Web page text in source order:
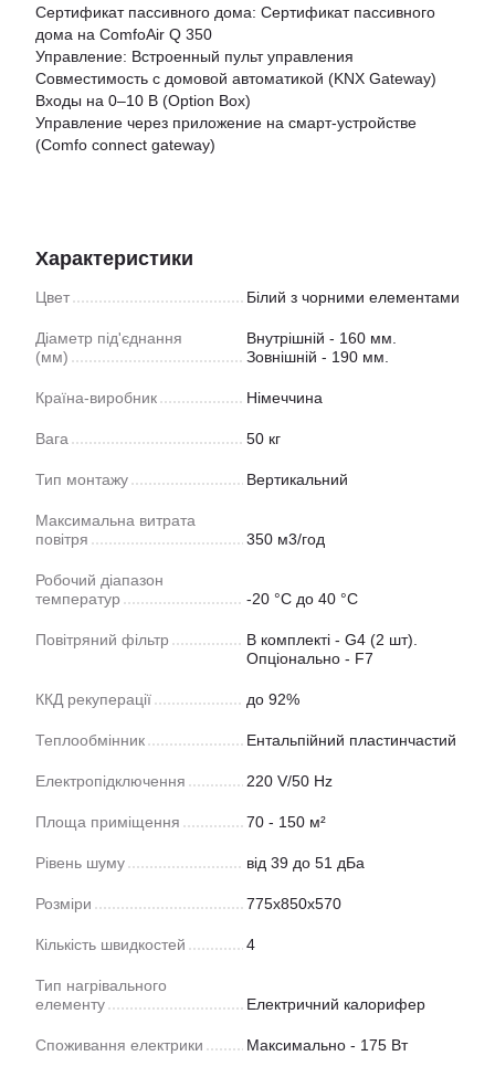
Сертификат пассивного дома: Сертификат пассивного
дома на ComfoAir Q 350
Управление: Встроенный пульт управления
Совместимость с домовой автоматикой (KNX Gateway)
Входы на 0–10 В (Option Box)
Управление через приложение на смарт-устройстве
(Comfo connect gateway)
Характеристики
Цвет Білий з чорними елементами
Діаметр під'єднання
(мм)
Внутрішній - 160 мм.
Зовнішній - 190 мм.
Країна-виробник Німеччина
Вага 50 кг
Тип монтажу Вертикальний
Максимальна витрата
повітря
350 м3/год
Робочий діапазон
температур
-20 °C до 40 °C
Повітряний фільтр
В комплекті - G4 (2 шт).
Опціонально - F7
ККД рекуперації до 92%
Теплообмінник Ентальпійний пластинчастий
Електропідключення 220 V/50 Hz
Площа приміщення 70 - 150 м²
Рівень шуму від 39 до 51 дБа
Розміри 775х850х570
Кількість швидкостей 4
Тип нагрівального
елементу
Електричний калорифер
Споживання електрики Максимально - 175 Вт